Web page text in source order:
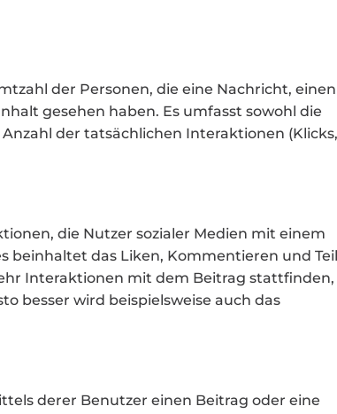
der Personen, die eine Nachricht, einen
gesehen haben. Es umfasst sowohl die
der tatsächlichen Interaktionen (Klicks,
die Nutzer sozialer Medien mit einem
beinhaltet das Liken, Kommentieren und
Interaktionen mit dem Beitrag stattfinden,
besser wird beispielsweise auch das
derer Benutzer einen Beitrag oder eine